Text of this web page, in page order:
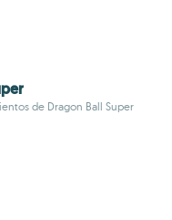
de Dragon Ball Super